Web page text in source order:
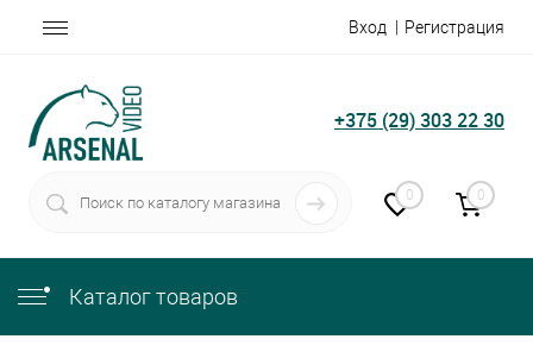
Вход Регистрация
+375 (29) 303 22 30
0 0
Каталог товаров